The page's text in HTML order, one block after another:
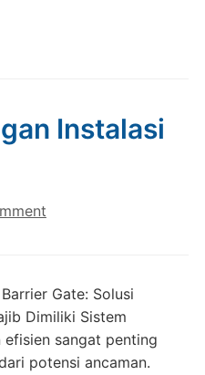
Instalasi
Gate: Solusi
Dimiliki Sistem
sangat penting
potensi ancaman.